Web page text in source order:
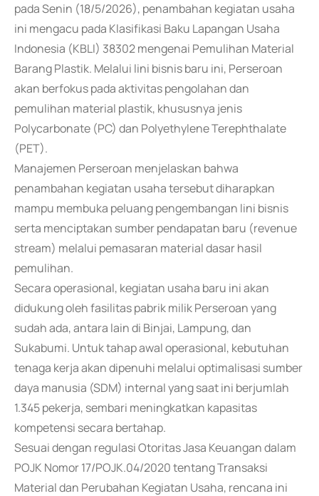
pada Senin (18/5/2026), penambahan kegiatan usaha
ini mengacu pada Klasifikasi Baku Lapangan Usaha
Indonesia (KBLI) 38302 mengenai Pemulihan Material
Barang Plastik. Melalui lini bisnis baru ini, Perseroan
akan berfokus pada aktivitas pengolahan dan
pemulihan material plastik, khususnya jenis
Polycarbonate (PC) dan Polyethylene Terephthalate
(PET).
Manajemen Perseroan menjelaskan bahwa
penambahan kegiatan usaha tersebut diharapkan
mampu membuka peluang pengembangan lini bisnis
serta menciptakan sumber pendapatan baru (revenue
stream) melalui pemasaran material dasar hasil
pemulihan.
Secara operasional, kegiatan usaha baru ini akan
didukung oleh fasilitas pabrik milik Perseroan yang
sudah ada, antara lain di Binjai, Lampung, dan
Sukabumi. Untuk tahap awal operasional, kebutuhan
tenaga kerja akan dipenuhi melalui optimalisasi sumber
daya manusia (SDM) internal yang saat ini berjumlah
1.345 pekerja, sembari meningkatkan kapasitas
kompetensi secara bertahap.
Sesuai dengan regulasi Otoritas Jasa Keuangan dalam
POJK Nomor 17/POJK.04/2020 tentang Transaksi
Material dan Perubahan Kegiatan Usaha, rencana ini